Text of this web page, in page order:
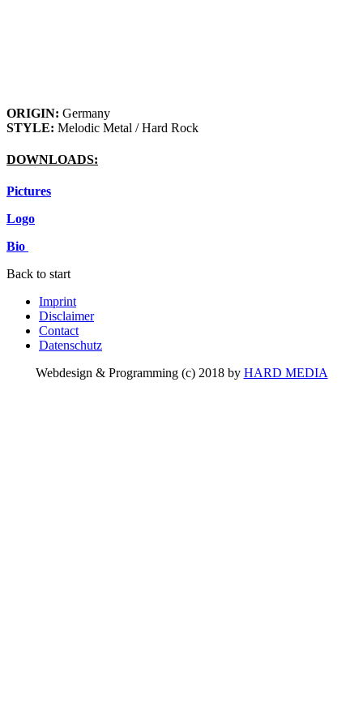
ORIGIN: Germany
STYLE: Melodic Metal / Hard Rock
DOWNLOADS:
Pictures
Logo
Bio
Back to start
Imprint
Disclaimer
Contact
Datenschutz
Webdesign & Programming (c) 2018 by HARD MEDIA